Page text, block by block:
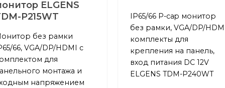
IP65/66 P-cap монитор
без рамки, VGA/DP/
комплекты для
крепления на панель,
вход питания DC 12V
ELGENS TDM-P240WT
ELGENS
P215WT
без рамки
66, VGA/DP/HDMI с
для
монтажа и
напряжением